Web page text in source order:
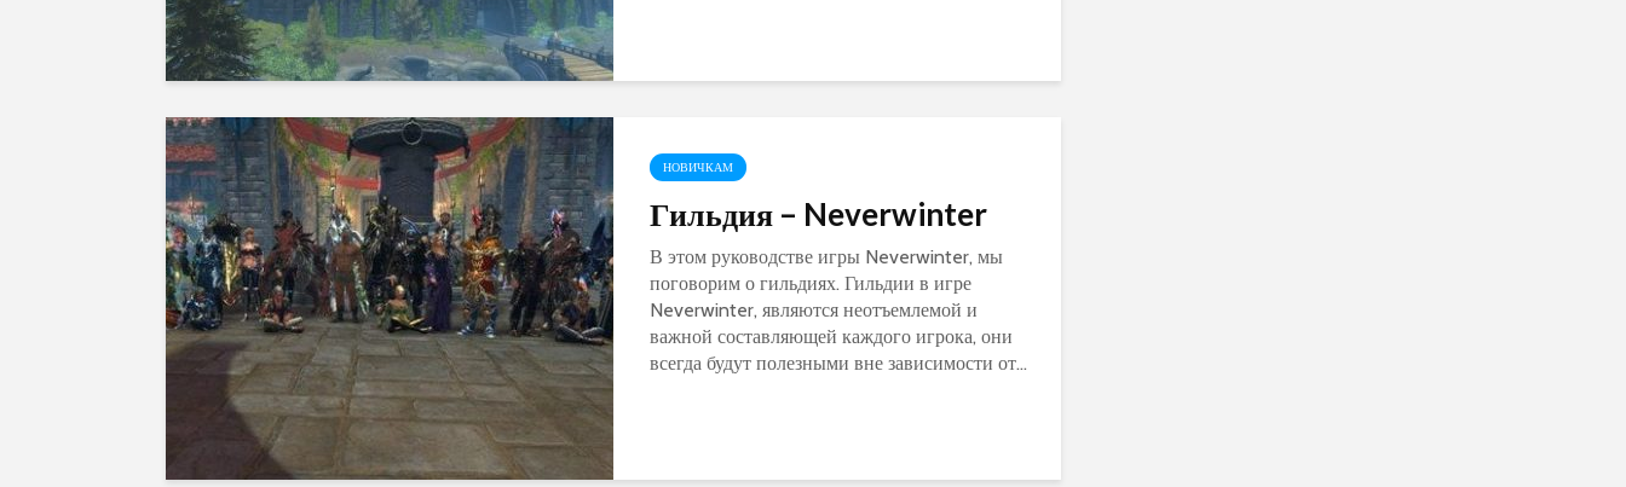
НОВИЧКАМ
Гильдия – Neverwinter
В этом руководстве игры Neverwinter, мы
поговорим о гильдиях. Гильдии в игре
Neverwinter, являются неотъемлемой и
важной составляющей каждого игрока, они
всегда будут полезными вне зависимости от...